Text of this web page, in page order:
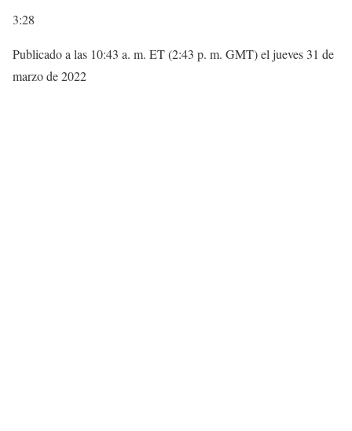
3:28
Publicado a las 10:43 a. m. ET (2:43 p. m. GMT) el jueves 31 de
marzo de 2022